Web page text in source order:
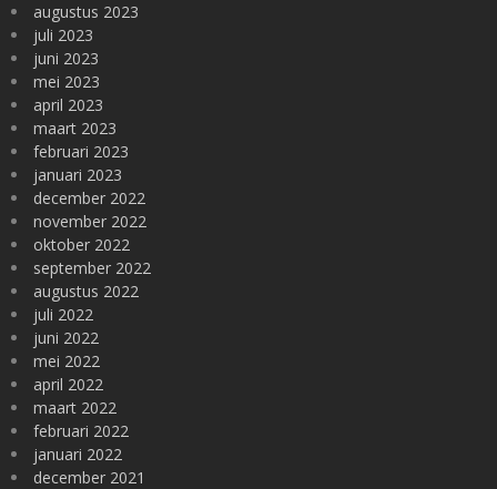
augustus 2023
juli 2023
juni 2023
mei 2023
april 2023
maart 2023
februari 2023
januari 2023
december 2022
november 2022
oktober 2022
september 2022
augustus 2022
juli 2022
juni 2022
mei 2022
april 2022
maart 2022
februari 2022
januari 2022
december 2021